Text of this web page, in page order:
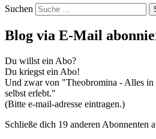
Suchen
Blog via E-Mail
Du willst ein Abo?
Du kriegst ein Abo!
Und zwar von "Theobromina - Alles in
selbst erlebt."
(Bitte e-mail-adresse eintragen.)
Schließe dich 19 anderen Abonnenten